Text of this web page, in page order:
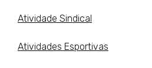
Atividade Sindical
Atividades Esportivas